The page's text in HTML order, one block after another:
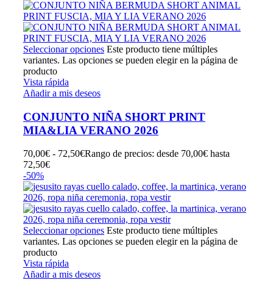
Seleccionar opciones Este producto tiene múltiples
variantes. Las opciones se pueden elegir en la página de
producto
Vista rápida
Añadir a mis deseos
CONJUNTO NIÑA SHORT PRINT
MIA&LIA VERANO 2026
70,00€ - 72,50€Rango de precios: desde 70,00€ hasta
72,50€
-50%
Seleccionar opciones Este producto tiene múltiples
variantes. Las opciones se pueden elegir en la página de
producto
Vista rápida
Añadir a mis deseos